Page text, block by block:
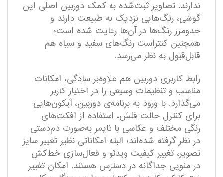
ندارند. تصاویر ثبت‌شده به کمک دوربین اصلی این
گوشی، رنگ‌هایی نزدیک به طبیعت دارند و
حدومرز رنگ‌ها در آن‌ها رعایت شده است؛
همچنین کنتراست رنگ‌های سفید و سیاه هم
قابل‌قبول به نظر می‌رسد.
رابط کاربری دوربین هم علاوه‌بر سادگی، امکانات
مناسب و تنظیمات وسیعی را در اختیار کاربر
می‌گذارد. با ورود به برنامه‌ی دوربین، آیکون‌هایی
برای کنترل حالت فلش، استفاده از افکت‌های
رنگی مختلف و عکاسی با تایمر به‌صورت دم‌دستی
در نظر گرفته‌ شده‌اند؛ البته امکاناتی نظیر تغییر سایز
تصویر، تغییر کیفیت ویدئو و فعال‌سازی خط‌‌کش
در منویی جداگانه در دسترس هستند. امکان تغییر